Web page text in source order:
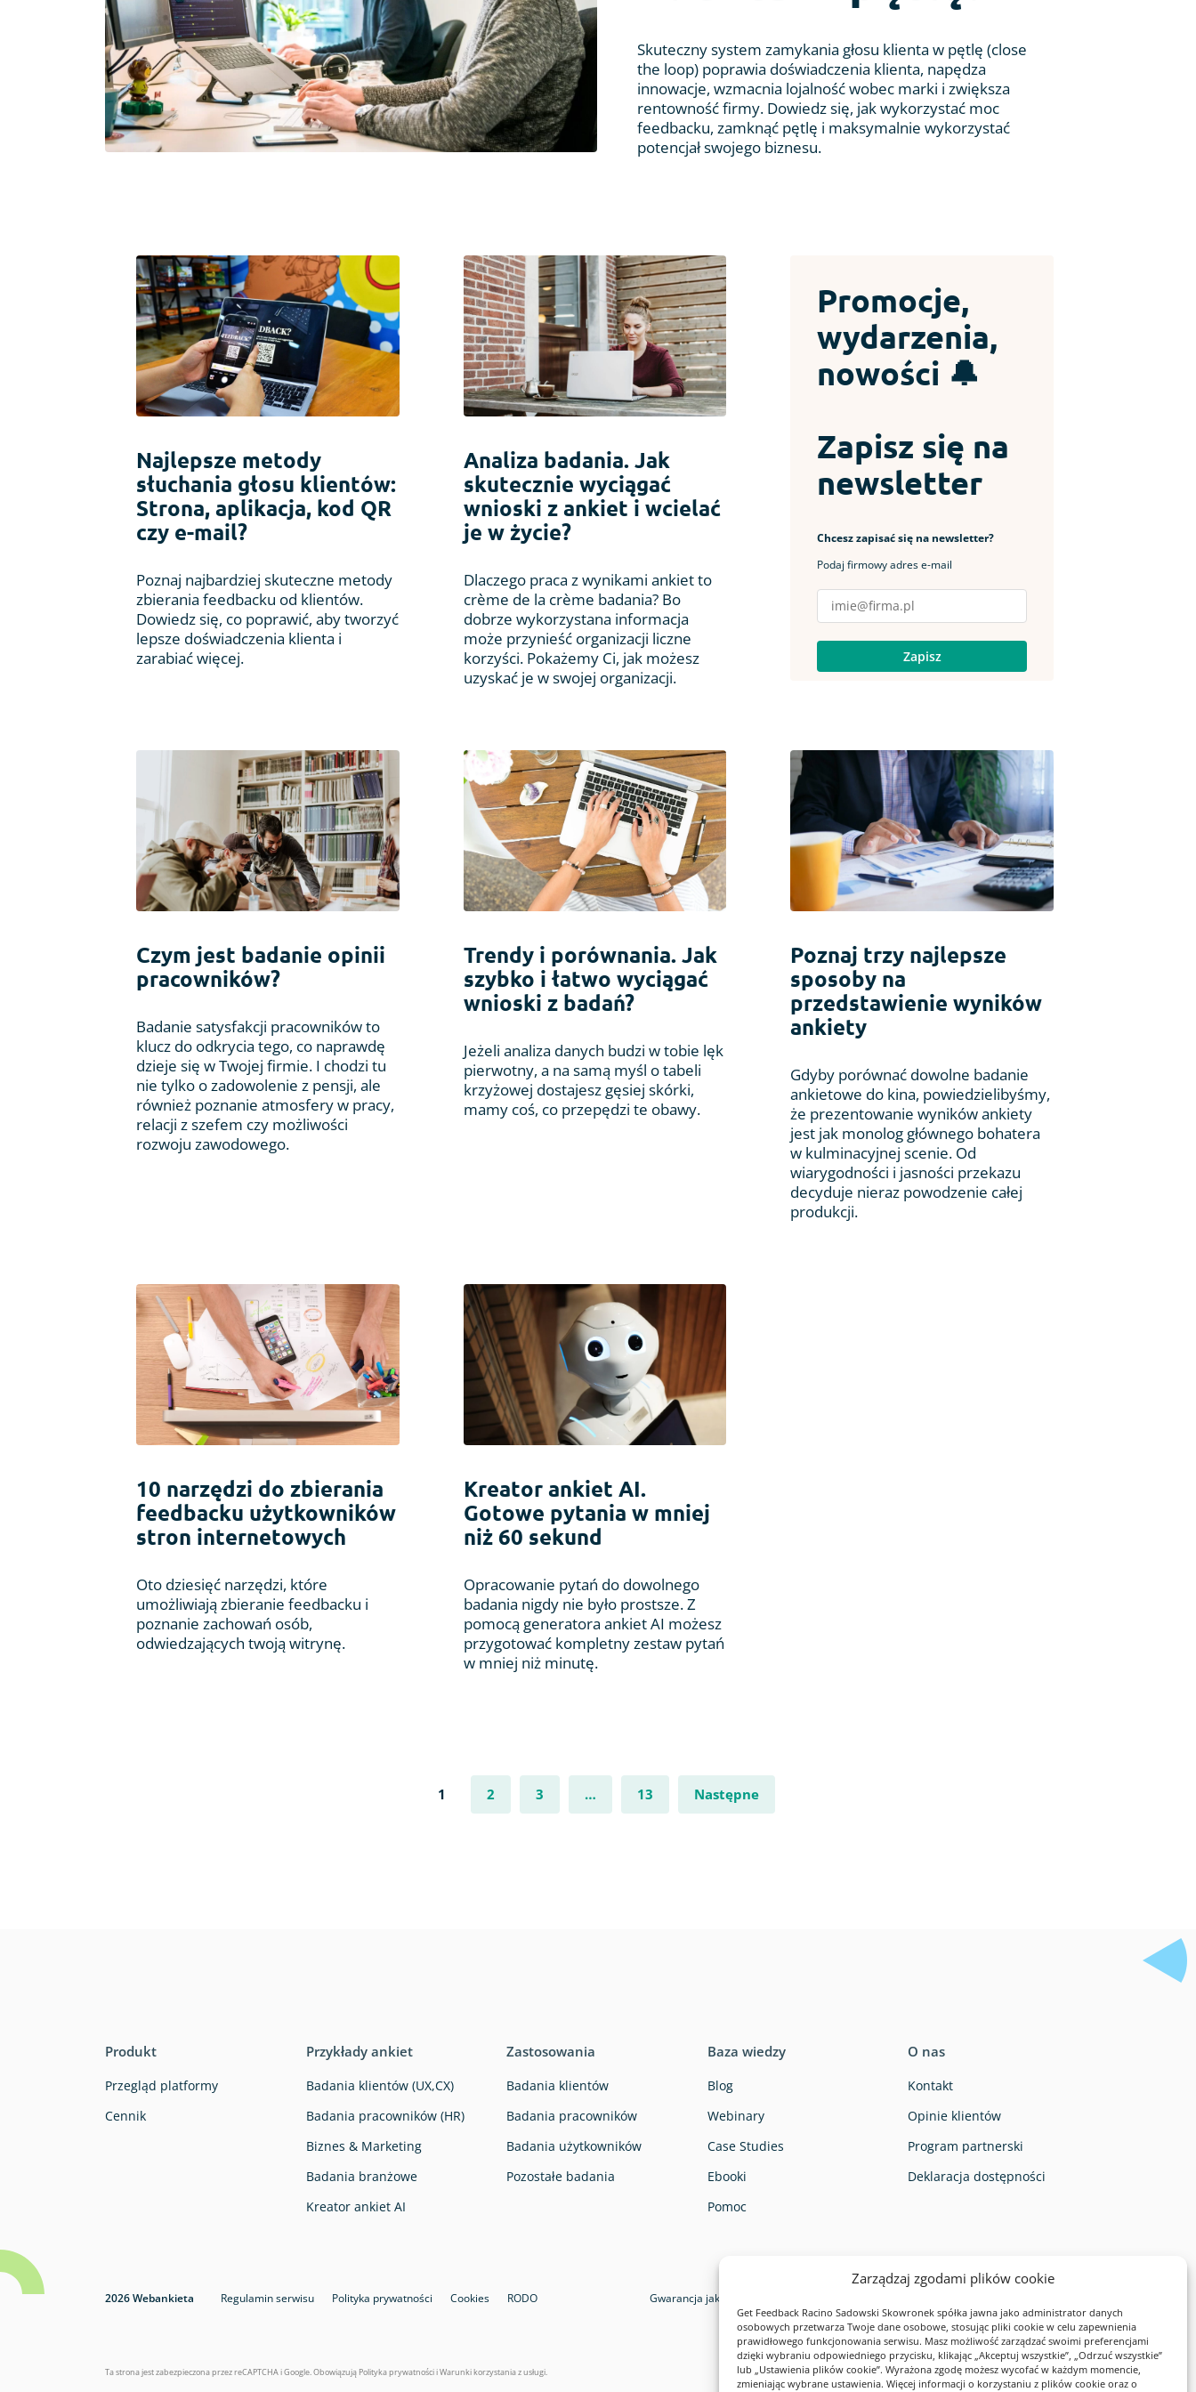
Zarządzaj zgodami plików cookie
Get Feedback Racino Sadowski Skowronek spółka jawna jako administrator danych
osobowych przetwarza Twoje dane osobowe, stosując pliki cookie w celu zapewnienia
prawidłowego funkcjonowania serwisu. Masz możliwość zarządzać swoimi preferencjami
dzięki wybraniu odpowiedniego przycisku, klikając „Akceptuj wszystkie”, „Odrzuć wszystkie”
lub „Ustawienia plików cookie”. Wyrażona zgodę możesz wycofać w każdym momencie,
zmieniając wybrane ustawienia. Więcej informacji o korzystaniu z plików cookie oraz o
Ocena strony www
Ankieta po wydarzeniu
Skuteczny system zamykania głosu klienta w pętlę (close
the loop) poprawia doświadczenia klienta, napędza
innowacje, wzmacnia lojalność wobec marki i zwiększa
rentowność firmy. Dowiedz się, jak wykorzystać moc
feedbacku, zamknąć pętlę i maksymalnie wykorzystać
potencjał swojego biznesu.
Najlepsze metody
słuchania głosu klientów:
Strona, aplikacja, kod QR
czy e-mail?
Poznaj najbardziej skuteczne metody
zbierania feedbacku od klientów.
Dowiedz się, co poprawić, aby tworzyć
lepsze doświadczenia klienta i
zarabiać więcej.
Analiza badania. Jak
skutecznie wyciągać
wnioski z ankiet i wcielać
je w życie?
Dlaczego praca z wynikami ankiet to
crème de la crème badania? Bo
dobrze wykorzystana informacja
może przynieść organizacji liczne
korzyści. Pokażemy Ci, jak możesz
uzyskać je w swojej organizacji.
Promocje,
wydarzenia,
nowości 🔔
Zapisz się na
newsletter
Chcesz zapisać się na newsletter?
Podaj firmowy adres e-mail
Czym jest badanie opinii
pracowników?
Badanie satysfakcji pracowników to
klucz do odkrycia tego, co naprawdę
dzieje się w Twojej firmie. I chodzi tu
nie tylko o zadowolenie z pensji, ale
również poznanie atmosfery w pracy,
relacji z szefem czy możliwości
rozwoju zawodowego.
Trendy i porównania. Jak
szybko i łatwo wyciągać
wnioski z badań?
Jeżeli analiza danych budzi w tobie lęk
pierwotny, a na samą myśl o tabeli
krzyżowej dostajesz gęsiej skórki,
mamy coś, co przepędzi te obawy.
Poznaj trzy najlepsze
sposoby na
przedstawienie wyników
ankiety
Gdyby porównać dowolne badanie
ankietowe do kina, powiedzielibyśmy,
że prezentowanie wyników ankiety
jest jak monolog głównego bohatera
w kulminacyjnej scenie. Od
wiarygodności i jasności przekazu
decyduje nieraz powodzenie całej
produkcji.
10 narzędzi do zbierania
feedbacku użytkowników
stron internetowych
Oto dziesięć narzędzi, które
umożliwiają zbieranie feedbacku i
poznanie zachowań osób,
odwiedzających twoją witrynę.
Kreator ankiet AI.
Gotowe pytania w mniej
niż 60 sekund
Opracowanie pytań do dowolnego
badania nigdy nie było prostsze. Z
pomocą generatora ankiet AI możesz
przygotować kompletny zestaw pytań
w mniej niż minutę.
1 2 3 … 13 Następne
Produkt
Przegląd platformy
Cennik
Przykłady ankiet
Badania klientów (UX,CX)
Badania pracowników (HR)
Biznes & Marketing
Badania branżowe
Kreator ankiet AI
Zastosowania
Badania klientów
Badania pracowników
Badania użytkowników
Pozostałe badania
Baza wiedzy
Blog
Webinary
Case Studies
Ebooki
Pomoc
O nas
Kontakt
Opinie klientów
Program partnerski
Deklaracja dostępności
Gwarancja jakości i bezpieczeństwa:
2026 Webankieta Regulamin serwisu Polityka prywatności Cookies RODO
Ta strona jest zabezpieczona przez reCAPTCHA i Google. Obowiązują Polityka prywatnościiWarunki korzystania z usługi.